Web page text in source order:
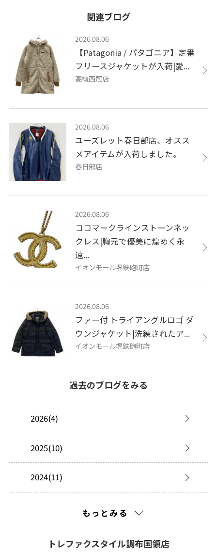
関連ブログ
2026.08.06
【Patagonia / パタゴニア】定番
フリースジャケットが入荷|愛...
高槻西冠店
2026.08.06
ユーズレット春日部店、オスス
メアイテムが入荷しました。
春日部店
2026.08.06
ココマークラインストーンネッ
クレス|胸元で優美に煌めく永
遠...
イオンモール堺鉄砲町店
2026.08.06
ファー付 トライアングルロゴ ダ
ウンジャケット|洗練されたア...
イオンモール堺鉄砲町店
過去のブログをみる
2026(4)
2025(10)
2024(11)
もっとみる
トレファクスタイル調布国領店